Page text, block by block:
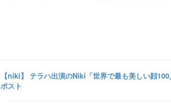
【niki】 テラハ出演のNiki「世界で最も美しい顔
ポスト